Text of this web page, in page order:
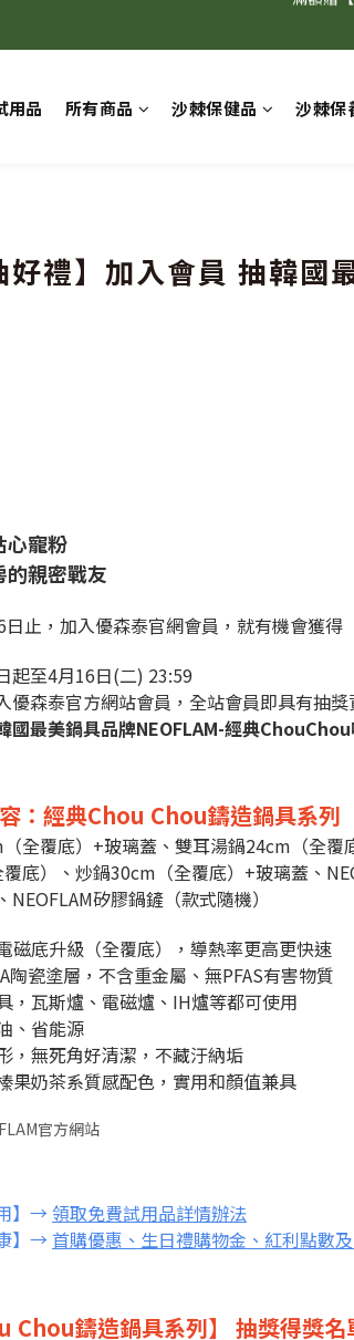
用品 所有商品 沙棘保健品 沙棘保
好禮】加入會員 抽韓國
心寵粉
的親密戰友
日止，加入優森泰官網會員，就有機會獲得
起至4月16日(二) 23:59
優森泰官方網站會員，全站會員即具有抽獎
韓國最美鍋具品牌NEOFLAM-經典
：經典Chou Chou鑄造鍋具系列
全覆底）+玻璃蓋、雙耳湯鍋24cm（全覆
底）、炒鍋30cm（全覆底）+玻璃蓋、
NEOFLAM矽膠鍋鏟（款式隨機）
磁底升級（全覆底），導熱率更高更快速
陶瓷塗層，不含重金屬、無PFAS有害物質
，瓦斯爐、電磁爐、IH爐等都可使用
、省能源
，無死角好清潔，不藏汙納垢
果奶茶系質感配色，實用和顏值兼具
官方網站
】→領取免費試用品詳情辦法
】→首購優惠、生日禮購物金、紅利點數
Chou鑄造鍋具系列】 抽獎得獎名